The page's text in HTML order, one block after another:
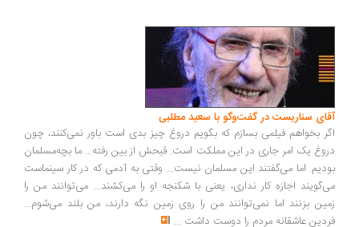
سناریست در گفت‌وگو با سعید مطلبی
بخواهم فیلمی بسازم که بگویم دروغ چیز بدی است باور نمی‌کنند، چون
یک امر جاری در این مملکت است. قبحش از بین رفته... ما بچه‌مسلمان
اما می‌گفتند این مسلمان نیست... وقتی به آدمی که در کار سینماست
اجازه کار نداری، یعنی با شکنجه او را می‌کشند... می‌توانند من را
بزنند اما نمی‌توانند من را روی زمین نگه دارند، من بلند می‌شوم...
عاشقانه مردم را دوست داشت ...